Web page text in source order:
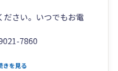
ださい。いつでもお電
7860
cloud@midori01
きを見る